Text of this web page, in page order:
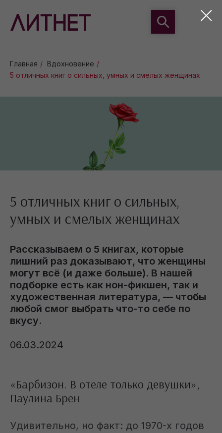
Главная / Вдохновение /
5 отличных книг о сильных, умных и смелых женщинах
5 отличных книг о сильных,
умных и смелых женщинах
Рассказываем о 5 книгах, которые
лишний раз доказывают, что женщины
могут всё (и даже больше). В нашей
подборке есть как нон-фикшен, так и
художественная литература, — чтобы
любой смог выбрать что-то себе по
вкусу.
06.03.2024
«Барбизон. В отеле только девушки»,
Паулина Брен
Удивительно, но факт: до 1970-х годов